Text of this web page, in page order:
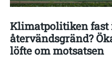
Klimatpolitiken fast
återvändsgränd?
löfte om motsatsen